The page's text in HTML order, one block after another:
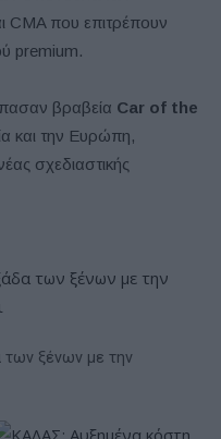
CMA που επιτρέπουν
premium.
βραβεία Car of the
και την Ευρώπη,
σχεδιαστικής
των ξένων με την